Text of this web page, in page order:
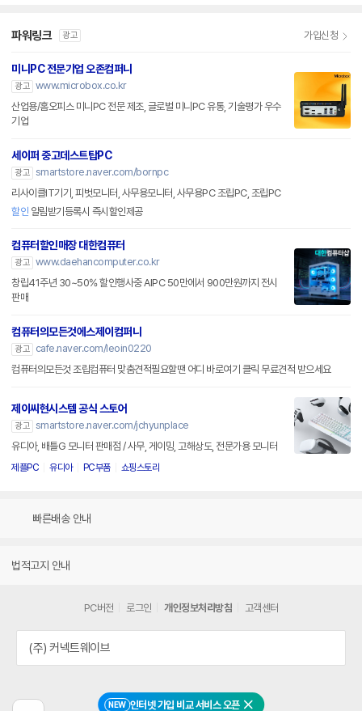
NEW 인터넷 가입 비교 서비스 오픈
파워링크 광고 가입신청
미니PC 전문기업 오존컴퍼니
광고 www.microbox.co.kr
산업용/홈오피스 미니PC 전문 제조, 글로벌 미니PC 유통, 기술평가 우수
기업
세이퍼 중고데스트탑PC
광고 smartstore.naver.com/bornpc
리사이클IT기기, 피벗모니터, 사무용모니터, 사무용PC 조립PC, 조립PC
할인 알림받기등록시 즉시할인제공
컴퓨터할인매장 대한컴퓨터
광고 www.daehancomputer.co.kr
창립41주년 30~50% 할인행사중 AIPC 50만에서 900만원까지 전시
판매
컴퓨터의모든것에스제이컴퍼니
광고
cafe.naver.com/leoin0220
컴퓨터의모든것 조립컴퓨터 맞춤견적필요할땐 어디 바로여기 클릭 무료견적 받으세요
제이씨현시스템 공식 스토어
광고 smartstore.naver.com/jchyunplace
유디아, 배틀G 모니터 판매점 / 사무, 게이밍, 고해상도, 전문가용 모니터
제플PC 유디아 PC부품 쇼핑스토리
빠른배송 안내
법적고지 안내
PC버전 로그인 개인정보처리방침 고객센터
(주) 커넥트웨이브